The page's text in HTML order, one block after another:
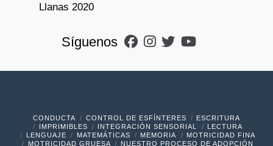
Llanas 2020
Síguenos
CONDUCTA CONTROL DE ESFÍNTERES
ESCRITURA
IMPRIMIBLES
INTEGRACIÓN SENSORIAL
LECTURA
LENGUAJE
MATEMÁTICAS MEMORIA
MOTRICIDAD FINA
MOTRICIDAD GRUESA
NUESTRO PROCESO DE ADOPCIÓN